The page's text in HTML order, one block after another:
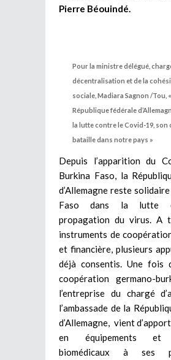
Pierre Béouindé.
Pour la ministre délégué,
décentralisation et de la
sociale, Madiara Sagnon /Tou,
République fédérale
la lutte contre le Covid-19, son
bataille dans notre pays »
Depuis l’apparition du
Burkina Faso, la
d’Allemagne reste
Faso dans la lutte
propagation du virus. A
instruments de
et financière, plusieurs
déjà consentis. Une fois
coopération germano-
l’entreprise du chargé
l’ambassade de la
d’Allemagne, vient
en équipements et
biomédicaux à ses